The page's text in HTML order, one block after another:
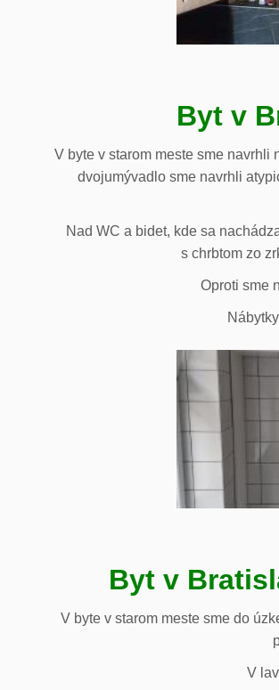
Byt v
V byte v starom meste sme navrhli
dvojumývadlo sme navrhli
Nad WC a bidet, kde sa
s chrbtom zo
Oproti sme
Byt v
V byte v starom meste sme do
V